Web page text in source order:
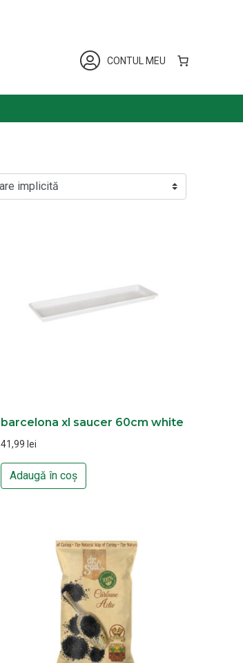
CONTUL MEU
barcelona xl saucer 60cm white
41,99 lei
Adaugă în coș